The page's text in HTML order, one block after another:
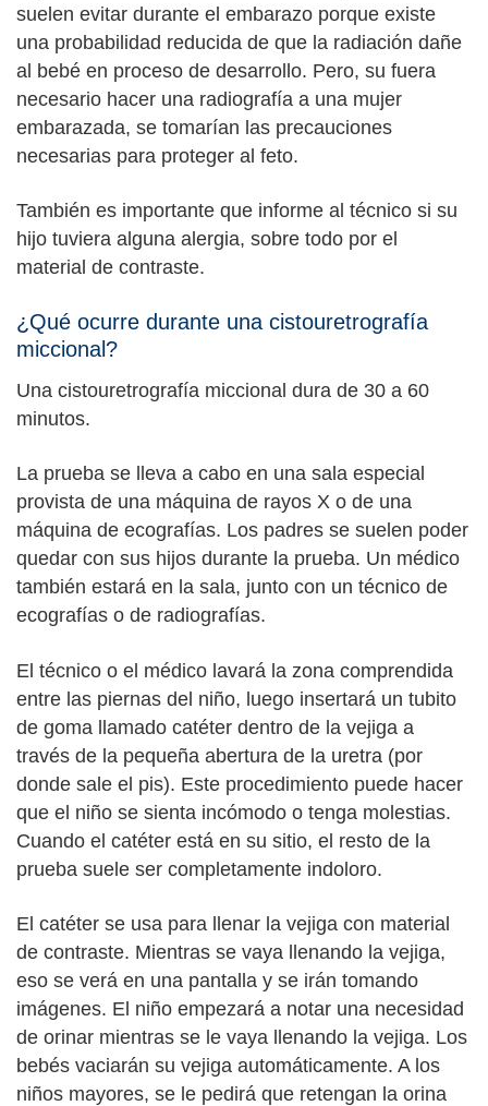
suelen evitar durante el embarazo porque existe
una probabilidad reducida de que la radiación dañe
al bebé en proceso de desarrollo. Pero, su fuera
necesario hacer una radiografía a una mujer
embarazada, se tomarían las precauciones
necesarias para proteger al feto.
También es importante que informe al técnico si su
hijo tuviera alguna alergia, sobre todo por el
material de contraste.
¿Qué ocurre durante una cistouretrografía
miccional?
Una cistouretrografía miccional dura de 30 a 60
minutos.
La prueba se lleva a cabo en una sala especial
provista de una máquina de rayos X o de una
máquina de ecografías. Los padres se suelen poder
quedar con sus hijos durante la prueba. Un médico
también estará en la sala, junto con un técnico de
ecografías o de radiografías.
El técnico o el médico lavará la zona comprendida
entre las piernas del niño, luego insertará un tubito
de goma llamado catéter dentro de la vejiga a
través de la pequeña abertura de la uretra (por
donde sale el pis). Este procedimiento puede hacer
que el niño se sienta incómodo o tenga molestias.
Cuando el catéter está en su sitio, el resto de la
prueba suele ser completamente indoloro.
El catéter se usa para llenar la vejiga con material
de contraste. Mientras se vaya llenando la vejiga,
eso se verá en una pantalla y se irán tomando
imágenes. El niño empezará a notar una necesidad
de orinar mientras se le vaya llenando la vejiga. Los
bebés vaciarán su vejiga automáticamente. A los
niños mayores, se le pedirá que retengan la orina